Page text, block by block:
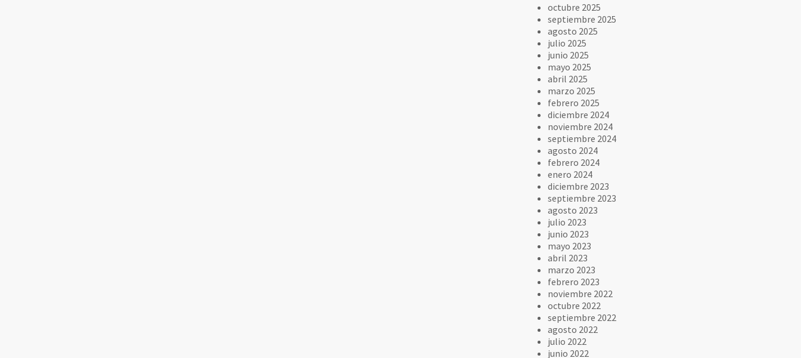
octubre 2025
septiembre 2025
agosto 2025
julio 2025
junio 2025
mayo 2025
abril 2025
marzo 2025
febrero 2025
diciembre 2024
noviembre 2024
septiembre 2024
agosto 2024
febrero 2024
enero 2024
diciembre 2023
septiembre 2023
agosto 2023
julio 2023
junio 2023
mayo 2023
abril 2023
marzo 2023
febrero 2023
noviembre 2022
octubre 2022
septiembre 2022
agosto 2022
julio 2022
junio 2022